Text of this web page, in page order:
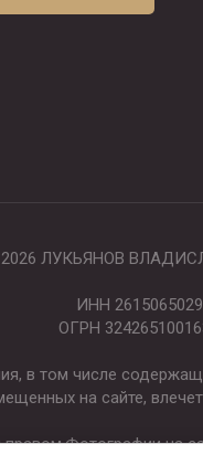
2026 ЛУКЬЯНОВ
ИНН
ОГРН
в том числе
на сайте,
на